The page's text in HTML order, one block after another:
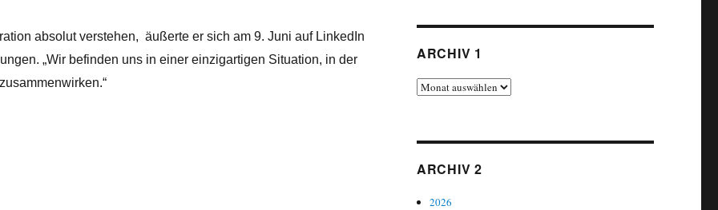
absolut verstehen, äußerte er sich am 9. Juni auf LinkedIn
„Wir befinden uns in einer einzigartigen Situation, in der
900 Flüge aus dem Flugplan nehmen“
ARCHIV 1
Archiv
ARCHIV 2
2026